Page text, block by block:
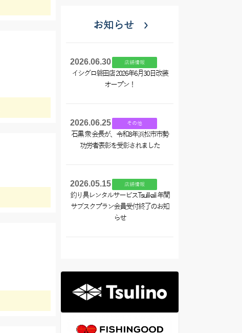
お知らせ
2026.06.30 店舗情報
イシグロ磐田店 2026年6月30日改装
オープン！
2026.06.25 その他
石黒 衆 会長が、令和8年浜松市市勢
功労者表彰を受彰されました
2026.05.15 店舗情報
釣り具レンタルサービスTsulikali 年間
サブスクプラン会員受付終了のお知
らせ